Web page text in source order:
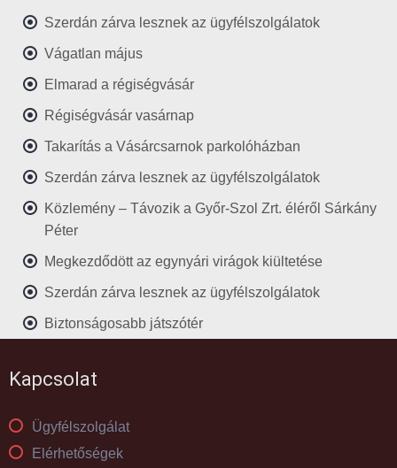
Szerdán zárva lesznek az ügyfélszolgálatok
Vágatlan május
Elmarad a régiségvásár
Régiségvásár vasárnap
Takarítás a Vásárcsarnok parkolóházban
Szerdán zárva lesznek az ügyfélszolgálatok
Közlemény – Távozik a Győr-Szol Zrt. éléről Sárkány
Péter
Megkezdődött az egynyári virágok kiültetése
Szerdán zárva lesznek az ügyfélszolgálatok
Biztonságosabb játszótér
Kapcsolat
Ügyfélszolgálat
Elérhetőségek